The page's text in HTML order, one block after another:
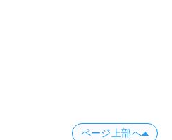
ページ上部へ